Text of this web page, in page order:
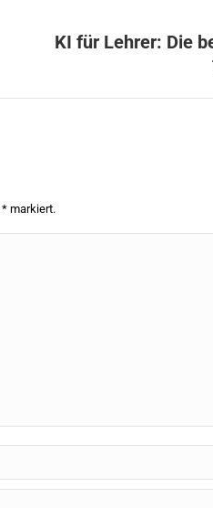
Nächster
KI für Lehrer: Die
* markiert.